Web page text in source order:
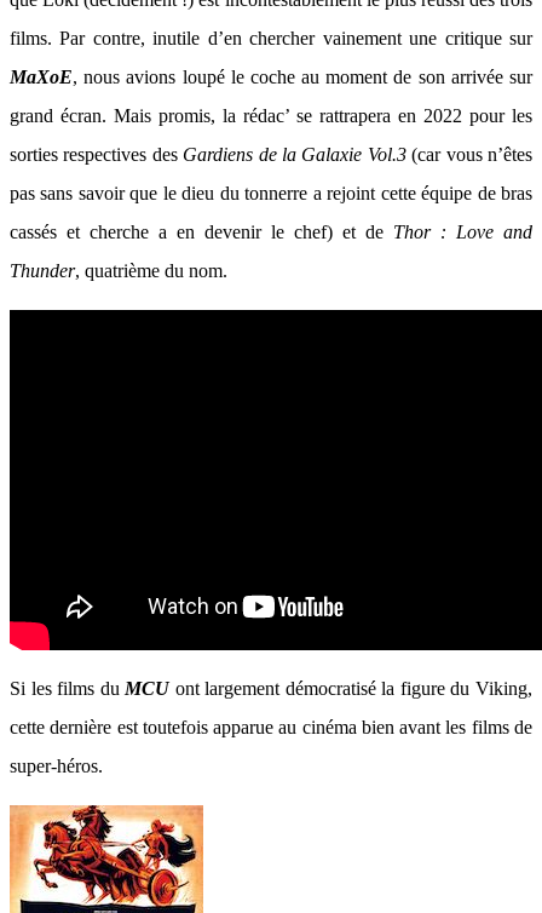
films. Par contre, inutile d’en chercher vainement une critique sur
MaXoE, nous avions loupé le coche au moment de son arrivée sur
grand écran. Mais promis, la rédac’ se rattrapera en 2022 pour les
sorties respectives des Gardiens de la Galaxie Vol.3(car vous n’êtes
pas sans savoir que le dieu du tonnerre a rejoint cette équipe de bras
cassés et cherche a en devenir le chef) et de Thor : Love and
Thunder, quatrième du nom.
Si les films du MCUont largement démocratisé la figure du Viking,
cette dernière est toutefois apparue au cinéma bien avant les films de
super-héros.